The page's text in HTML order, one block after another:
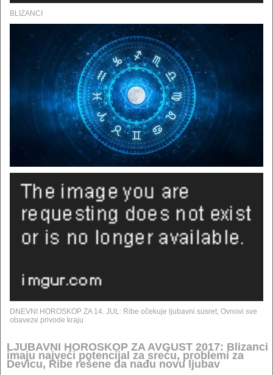
BLIZANCI
DNEVNI HOROSKOP ZA 14. JUL: Ribe očekuje ljubavni susret, Ovnovi sve
obaveze privode kraju
LJUBAVNI HOROSKOP ZA AVGUST 2017: Blizanci
imaju najveći potencijal za sreću, problemi za
Devicu, Ribe rešene da nađu novu ljubav